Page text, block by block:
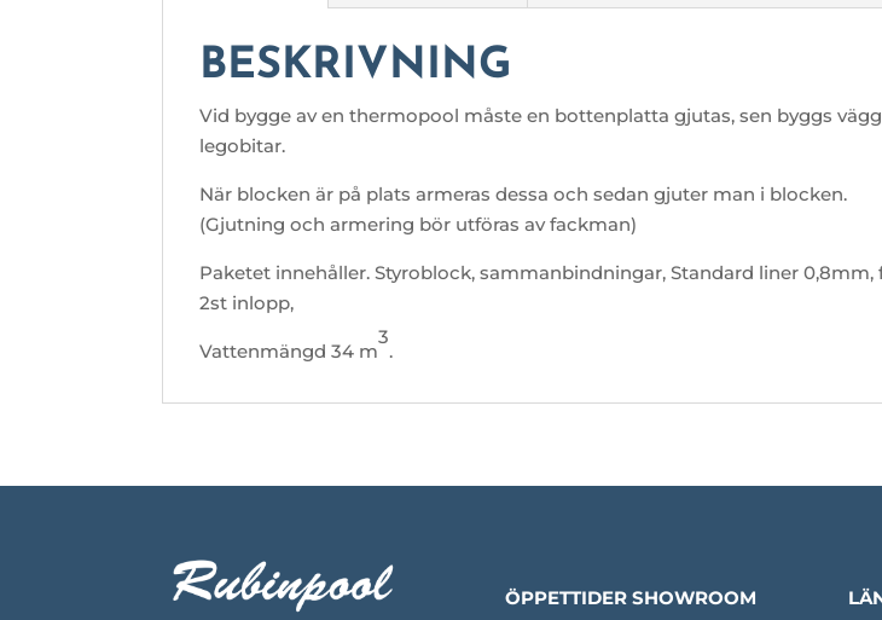
BESKRIVNING
Vid bygge av en thermopool måste en bottenplatta gjutas, sen byggs
legobitar.
När blocken är på plats armeras dessa och sedan gjuter man i blocken.
(Gjutning och armering bör utföras av fackman)
Paketet innehåller. Styroblock, sammanbindningar, Standard liner
2st inlopp,
Vattenmängd 34 m
3
.
ÖPPETTIDER SHOWROOM